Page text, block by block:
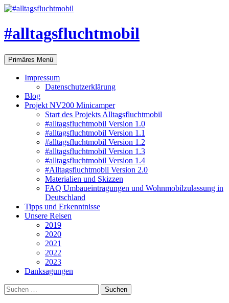
#alltagsfluchtmobil
Suchen
Primäres Menü Zum
Inhalt
springen
Impressum
Datenschutzerklärung
Blog
Projekt NV200 Minicamper
Start des Projekts Alltagsfluchtmobil
#alltagsfluchtmobil Version 1.0
#alltagsfluchtmobil Version 1.1
#alltagsfluchtmobil Version 1.2
#alltagsfluchtmobil Version 1.3
#alltagsfluchtmobil Version 1.4
#Alltagsfluchtmobil Version 2.0
Materialien und Skizzen
FAQ Umbaueintragungen und Wohnmobilzulassung in
Deutschland
Tipps und Erkenntnisse
Unsere Reisen
2019
2020
2021
2022
2023
Danksagungen
Suchen
nach: